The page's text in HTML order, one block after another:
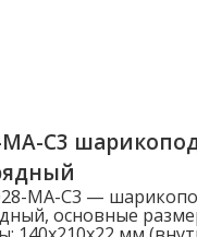
MA-C3
MA-C3 —
основные